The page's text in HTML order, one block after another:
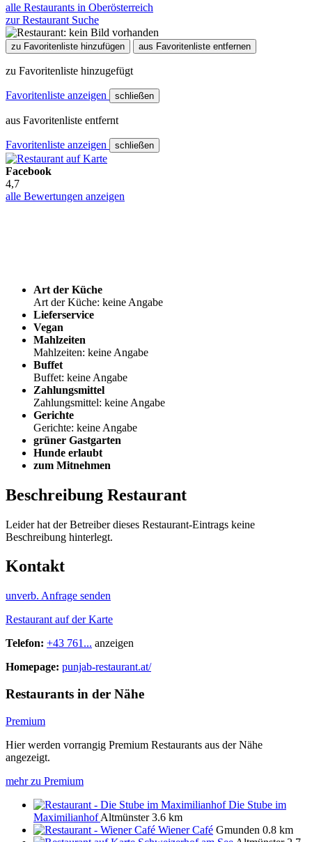
alle Restaurants in Oberösterreich
zur Restaurant Suche
zu Favoritenliste hinzufügen aus Favoritenliste entfernen
zu Favoritenliste hinzugefügt
Favoritenliste anzeigen schließen
aus Favoritenliste entfernt
Favoritenliste anzeigen schließen
Facebook
4,7
alle Bewertungen anzeigen
Art der Küche
Art der Küche: keine Angabe
Lieferservice
Vegan
Mahlzeiten
Mahlzeiten: keine Angabe
Buffet
Buffet: keine Angabe
Zahlungsmittel
Zahlungsmittel: keine Angabe
Gerichte
Gerichte: keine Angabe
grüner Gastgarten
Hunde erlaubt
zum Mitnehmen
Beschreibung Restaurant
Leider hat der Betreiber dieses Restaurant-Eintrags keine
Beschreibung hinterlegt.
Kontakt
unverb. Anfrage senden
Restaurant auf der Karte
Telefon: +43 761... anzeigen
Homepage: punjab-restaurant.at/
Restaurants in der Nähe
Premium
Hier werden vorrangig Premium Restaurants aus der Nähe
angezeigt.
mehr zu Premium
Die Stube im
MaximilianhofAltmünster3.6 km
Wiener Café Gmunden 0.8 km